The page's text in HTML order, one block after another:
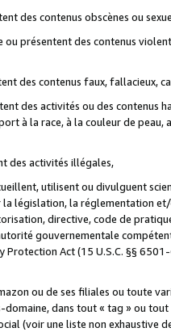
des contenus obscènes ou
présentent des contenus
des contenus faux, fallacieux,
des activités ou des contenus
à la race, à la couleur de
des activités illégales,
utilisent ou divulguent
législation, la réglementation
directive, code de
gouvernementale
Protection Act (15 U.S.C. §§
ou de ses filiales ou toute
domaine, dans tout « tag » ou
(voir une liste non exhaustive